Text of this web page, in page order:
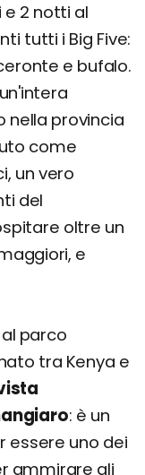
2 notti al
tutti i Big Five:
e bufalo.
nella provincia
come
un vero
del
oltre un
e
parco
tra Kenya e
: è un
essere uno dei
ammirare gli